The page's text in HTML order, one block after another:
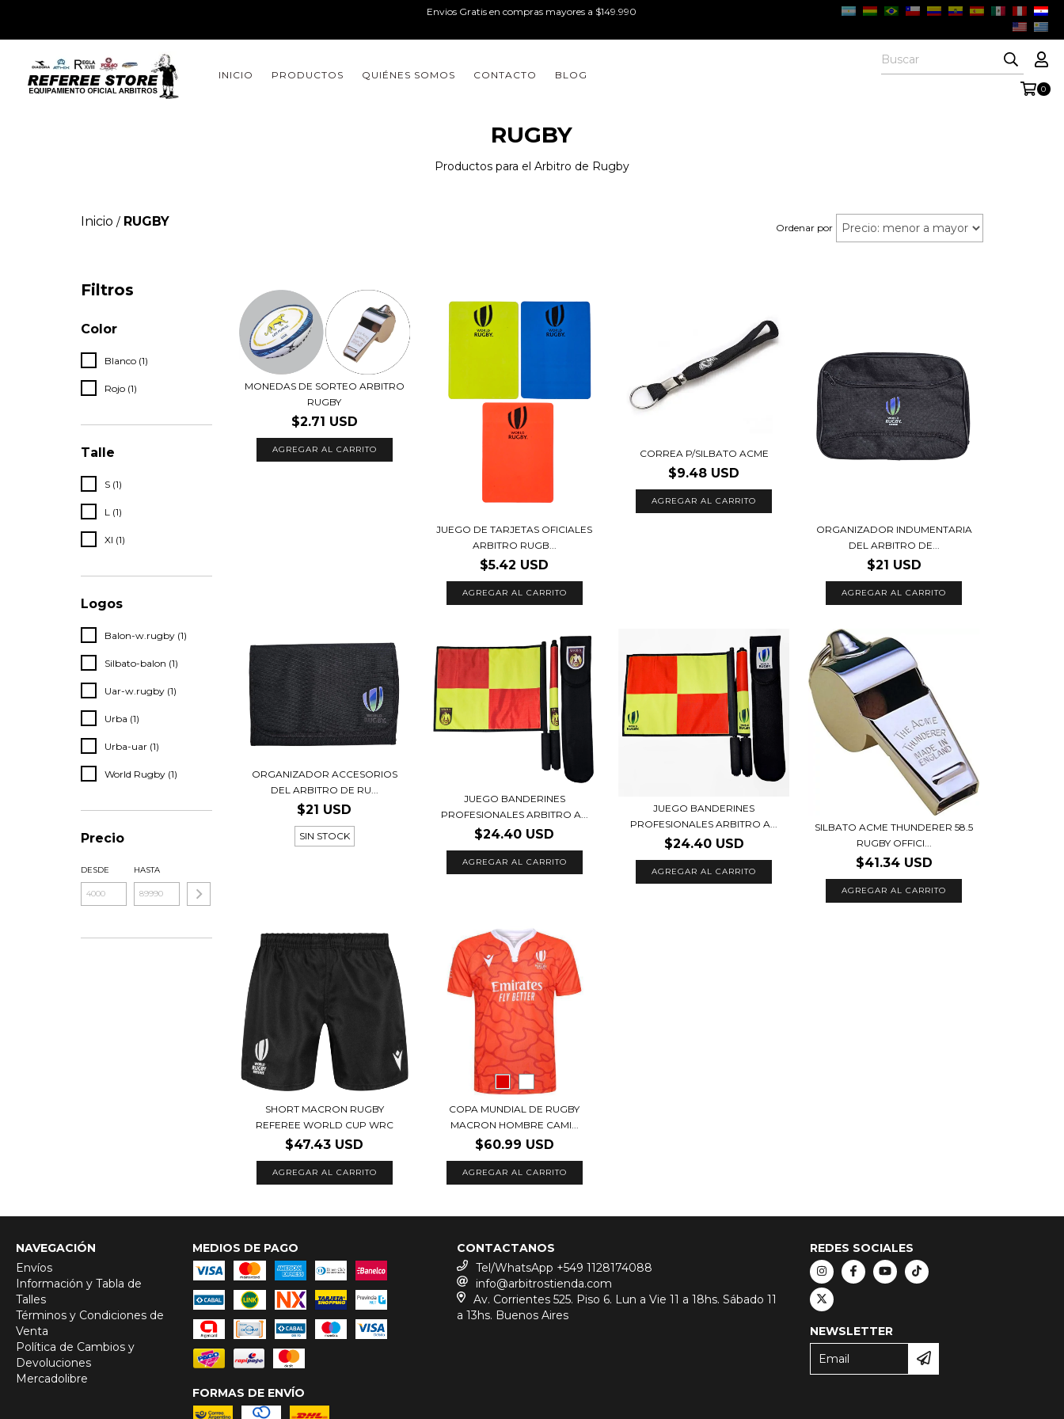
Envios Gratis en compras mayores a $149.990
INICIO PRODUCTOS QUIÉNES SOMOS CONTACTO BLOG
0
RUGBY
Productos para el Arbitro de Rugby
Inicio / RUGBY Ordenar por
Filtros
Color
Blanco (1)
Rojo (1)
Talle
S (1)
L (1)
Xl (1)
Logos
Balon-w.rugby (1)
Silbato-balon (1)
Uar-w.rugby (1)
Urba (1)
Urba-uar (1)
World Rugby (1)
Precio
DESDE HASTA
MONEDAS DE SORTEO ARBITRO
RUGBY
$2.71 USD
AGREGAR AL CARRITO
JUEGO DE TARJETAS OFICIALES
ARBITRO RUGB...
$5.42 USD
AGREGAR AL CARRITO
CORREA P/SILBATO ACME
$9.48 USD
ORGANIZADOR INDUMENTARIA
DEL ARBITRO DE...
$21 USD
ORGANIZADOR ACCESORIOS
DEL ARBITRO DE RU...
$21 USD
SIN STOCK
JUEGO BANDERINES
PROFESIONALES ARBITRO A...
$24.40 USD
JUEGO BANDERINES
PROFESIONALES ARBITRO A...
$24.40 USD
SILBATO ACME THUNDERER 58.5
RUGBY OFFICI...
$41.34 USD
SHORT MACRON RUGBY
REFEREE WORLD CUP WRC
$47.43 USD
AGREGAR AL CARRITO
COPA MUNDIAL DE RUGBY
MACRON HOMBRE CAMI...
$60.99 USD
AGREGAR AL CARRITO
NAVEGACIÓN
Envíos
Información y Tabla de
Talles
Términos y Condiciones de
Venta
Política de Cambios y
Devoluciones
Mercadolibre
MEDIOS DE PAGO
FORMAS DE ENVÍO
CONTACTANOS
Tel/WhatsApp +549 1128174088
info@arbitrostienda.com
Av. Corrientes 525. Piso 6. Lun a Vie 11 a 18hs. Sábado 11
a 13hs. Buenos Aires
REDES SOCIALES
NEWSLETTER